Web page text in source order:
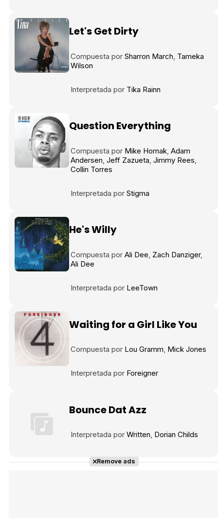
Let's Get Dirty
Compuesta por Sharron March Tameka
Wilson
Interpretada por Tika Rainn
Question Everything
Compuesta por Mike Hornak Adam
Andersen Jeff Zazueta Jimmy Rees
Collin Torres
Interpretada por Stigma
He's Willy
Compuesta por Ali Dee Zach Danziger
Ali Dee
Interpretada por LeeTown
Waiting for a Girl Like You
Compuesta por Lou Gramm Mick Jones
Interpretada por Foreigner
Bounce Dat Azz
Interpretada por Written Dorian Childs
Remove ads